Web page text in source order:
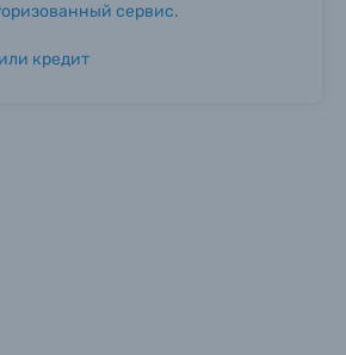
сервис.
кредит